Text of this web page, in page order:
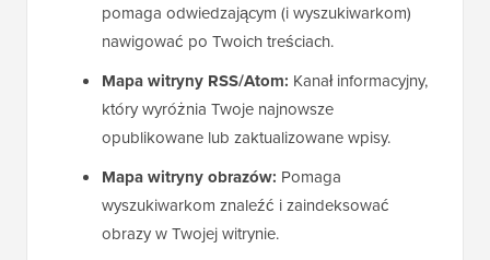
pomaga odwiedzającym (i wyszukiwarkom)
nawigować po Twoich treściach.
Mapa witryny RSS/Atom: Kanał informacyjny,
który wyróżnia Twoje najnowsze
opublikowane lub zaktualizowane wpisy.
Mapa witryny obrazów: Pomaga
wyszukiwarkom znaleźć i zaindeksować
obrazy w Twojej witrynie.